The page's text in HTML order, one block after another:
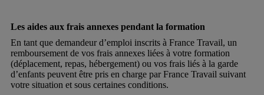
Les aides aux frais annexes pendant la formation
En tant que demandeur d’emploi inscrits à France Travail, un
remboursement de vos frais annexes liées à votre formation
(déplacement, repas, hébergement) ou vos frais liés à la garde
d’enfants peuvent être pris en charge par France Travail suivant
votre situation et sous certaines conditions.